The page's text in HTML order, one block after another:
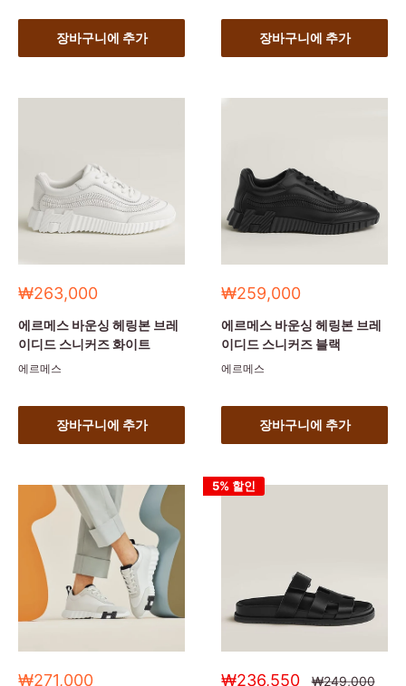
장바구니에 추가 장바구니에 추가
세
가
₩263,000
에르메스 바운싱 헤링본 브레
이디드 스니커즈 화이트
에르메스
장바구니에 추가
세
가
₩259,000
에르메스 바운싱 헤링본 브레
이디드 스니커즈 블랙
에르메스
장바구니에 추가
세
₩271,000
5% 할인
세
₩236,550
정
₩249,000